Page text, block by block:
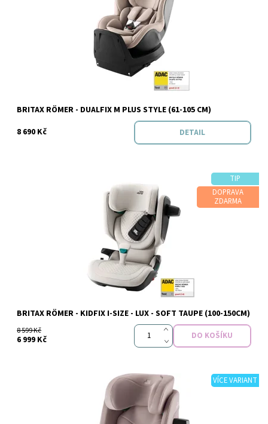
Skladem
BRITAX RÖMER
BRITAX RÖMER - DUALFIX M PLUS STYLE (61-105 CM)
8 690 Kč
DETAIL
TIP
DOPRAVA
ZDARMA
Skladem
BRITAX RÖMER - KIDFIX I-SIZE - LUX - SOFT TAUPE (100-150CM)
8 599 Kč
6 999 Kč
VÍCE VARIANT
Skladem